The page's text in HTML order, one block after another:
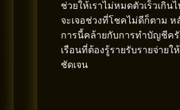
ช่วยให้เราไม่หมดตัวเร็วเกิน
จะเจอช่วงที่โชคไม่ดีก็ตาม ห
การนี้คล้ายกับการทำบัญชีครั
เรือนที่ต้องรู้รายรับรายจ่ายให้
ชัดเจน